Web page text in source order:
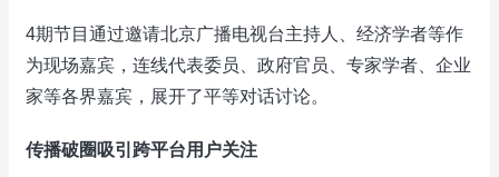
4期节目通过邀请北京广播电视台主持人、经济学者等作
为现场嘉宾，连线代表委员、政府官员、专家学者、企业
家等各界嘉宾，展开了平等对话讨论。
传播破圈吸引跨平台用户关注